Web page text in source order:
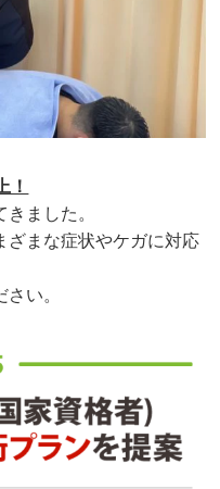
！
ました。
ざまな症状やケガに対応
い。